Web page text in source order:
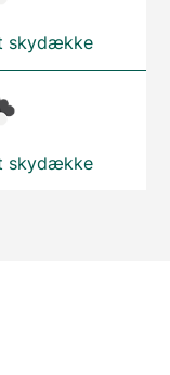
skydække
skydække